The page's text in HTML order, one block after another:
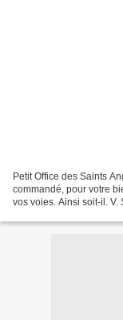
Petit Office des Saints
commandé, pour votre
vos voies. Ainsi soit-il. V.